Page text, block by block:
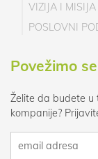
VIZIJA I MISIJA
POSLOVNI
Povežimo se
Želite da budete u
kompanije?